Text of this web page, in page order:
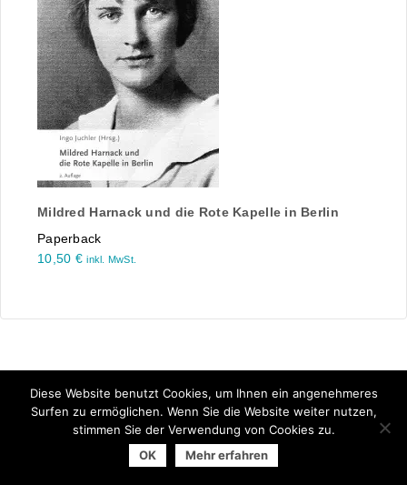
Mildred Harnack und die Rote Kapelle in Berlin
Paperback
10,50 € inkl. MwSt.
© 2026 Arbeitsgemeinschaft der Universitätsverlage | powered
|Impressum|Datenschutzhinweise
Diese Website benutzt Cookies, um Ihnen ein angenehmeres
Surfen zu ermöglichen. Wenn Sie die Website weiter nutzen,
stimmen Sie der Verwendung von Cookies zu.
OK
Mehr erfahren